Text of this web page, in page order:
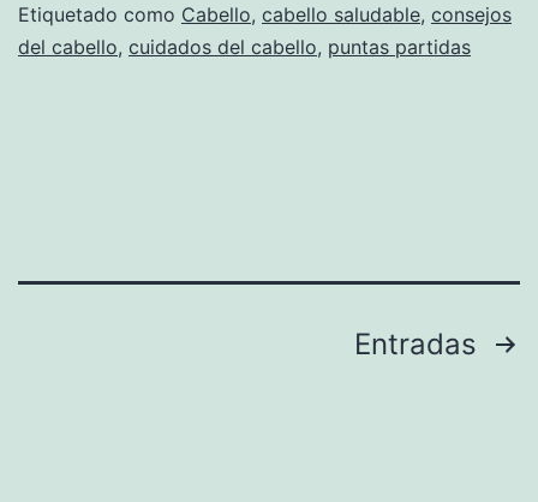
Etiquetado como Cabello, cabello saludable, consejos
del cabello, cuidados del cabello, puntas partidas
Entradas